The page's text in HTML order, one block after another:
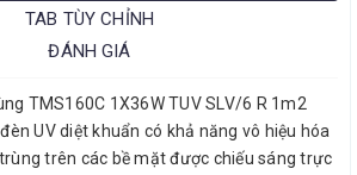
TAB TÙY CHỈNH
ĐÁNH GIÁ
TMS160C 1X36W TUV SLV/6 R 1m2
UV diệt khuẩn có khả năng vô hiệu hóa
trên các bề mặt được chiếu sáng trực